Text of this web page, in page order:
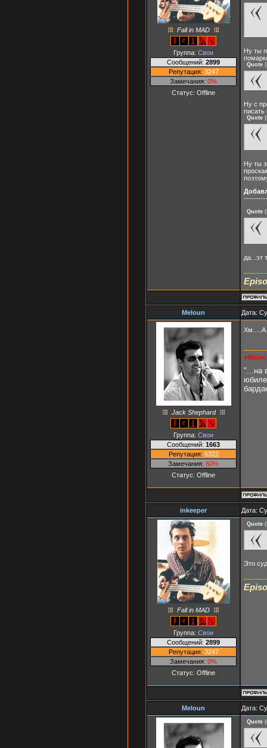
Fall in MAD
Группа: Свои
Сообщений: 2899
Репутация: 3247
Замечания: 0%
Статус: Offline
Ну ты
Quote (
Ну с
писать
Quote (
Ну ты
Quote (
да...эт
Meloun Дата:
Jack Shephard
Группа: Свои
Сообщений: 1663
Репутация: 6322
Замечания: 60%
Статус: Offline
Хм.....А
"...на
inkeeper Дата:
Fall in MAD
Группа: Свои
Сообщений: 2899
Репутация: 3247
Замечания: 0%
Статус: Offline
Quote (
Это
Meloun Дата:
Quote (